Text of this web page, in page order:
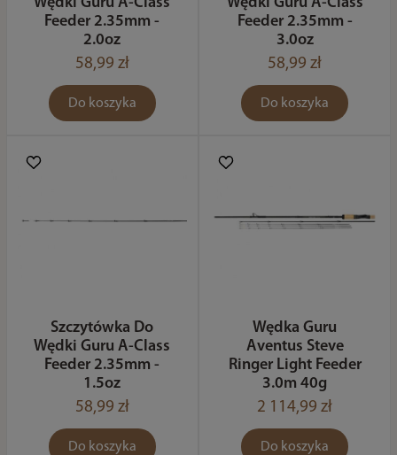
Feeder 2.35mm -
2.0oz
58,99 zł
Do koszyka
Feeder 2.35mm -
3.0oz
58,99 zł
Do koszyka
Szczytówka Do
Wędki Guru A-Class
Feeder 2.35mm -
1.5oz
58,99 zł
Do koszyka
Wędka Guru
Aventus Steve
Ringer Light Feeder
3.0m 40g
2 114,99 zł
Do koszyka